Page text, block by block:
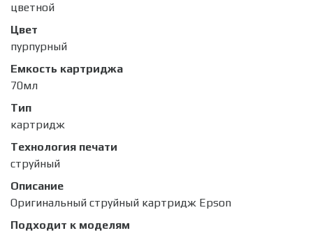
цветной
Цвет
пурпурный
Емкость картриджа
70мл
Тип
картридж
Технология печати
струйный
Описание
Оригинальный струйный картридж Epson
Подходит к моделям